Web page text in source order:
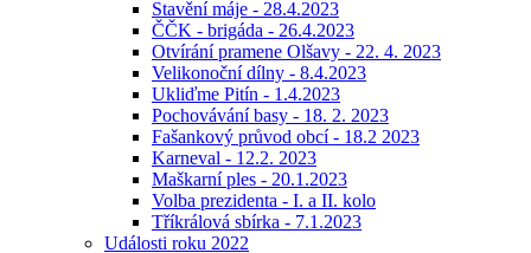
Stavění máje - 28.4.2023
ČČK - brigáda - 26.4.2023
Otvírání pramene Olšavy - 22. 4. 2023
Velikonoční dílny - 8.4.2023
Ukliďme Pitín - 1.4.2023
Pochovávání basy - 18. 2. 2023
Fašankový průvod obcí - 18.2 2023
Karneval - 12.2. 2023
Maškarní ples - 20.1.2023
Volba prezidenta - I. a II. kolo
Tříkrálová sbírka - 7.1.2023
Události roku 2022